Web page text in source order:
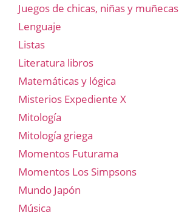
Juegos de chicas, niñas y muñecas
Lenguaje
Listas
Literatura libros
Matemáticas y lógica
Misterios Expediente X
Mitología
Mitología griega
Momentos Futurama
Momentos Los Simpsons
Mundo Japón
Música